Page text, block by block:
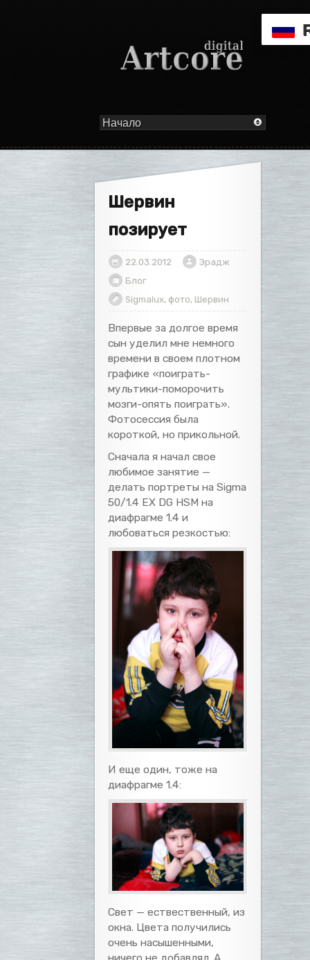
Шервин
позирует
22.03.2012
Эрадж
Блог
Sigmalux, фото, Шервин
Впервые за долгое время
сын уделил мне немного
времени в своем плотном
графике «поиграть-
мультики-поморочить
мозги-опять поиграть».
Фотосессия была
короткой, но прикольной.
Сначала я начал свое
любимое занятие —
делать портреты на Sigma
50/1.4 EX DG HSM на
диафрагме 1.4 и
любоваться резкостью:
И еще один, тоже на
диафрагме 1.4:
Свет — ествественный, из
окна. Цвета получились
очень насышенными,
ничего не добавлял. А